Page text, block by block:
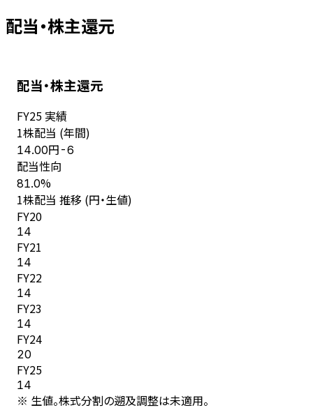
配当・株主還元
配当・株主還元
FY25 実績
1株配当 (年間)
14.00円 -6
配当性向
81.0%
1株配当 推移 (円・生値)
FY20
14
FY21
14
FY22
14
FY23
14
FY24
20
FY25
14
※ 生値。株式分割の遡及調整は未適用。